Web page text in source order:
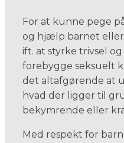
For at kunne pege
og hjælp barnet
ift. at styrke trivsel
forebygge seksuelt
det altafgørende at
hvad der ligger til
bekymrende eller
Med respekt for